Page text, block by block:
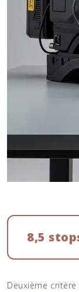
8,5
Deuxième critère